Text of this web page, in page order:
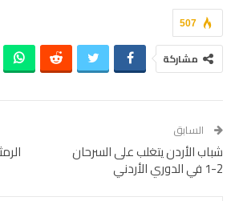
507
مشاركة
السابق
شباب الأردن يتغلب على السرحان
2-1 في الدوري الأردني